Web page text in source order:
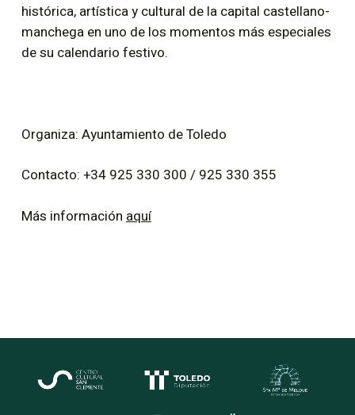
histórica, artística y cultural de la capital castellano-
manchega en uno de los momentos más especiales
de su calendario festivo.
Organiza: Ayuntamiento de Toledo
Contacto: +34 925 330 300 / 925 330 355
Más información aquí